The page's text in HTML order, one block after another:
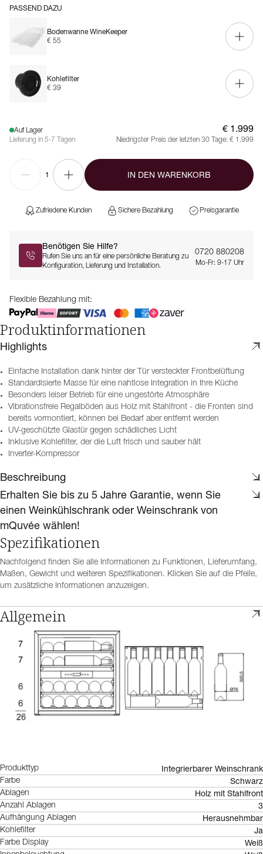
PASSEND DAZU
Bodenwanne WineKeeper
€ 55
Kohlefilter
€ 39
Auf Lager
Lieferung in 5-7 Tagen
€ 1.999
Niedrigster Preis der letzten 30 Tage: € 1.999
1 IN DEN WARENKORB
Zufriedene Kunden Sichere Bezahlung Preisgarantie
Benötigen Sie Hilfe?
Rufen Sie uns an für eine persönliche Beratung zu
Konfiguration, Lieferung und Installation.
0720 880208
Mo-Fr: 9-17 Uhr
Flexible Bezahlung mit:
Produktinformationen
Highlights
Einfache Installation dank hinter der Tür versteckter Frontbelüftung
Standardisierte Masse für eine nahtlose Integration in Ihre Küche
Besonders leiser Betrieb für eine ungestörte Atmosphäre
Vibrationsfreie Regalböden aus Holz mit Stahlfront - die Fronten sind
bereits vormontiert, können bei Bedarf aber entfernt werden
UV-geschützte Glastür gegen schädliches Licht
Inklusive Kohlefilter, der die Luft frisch und sauber hält
Inverter-Kompressor
Beschreibung
Erhalten Sie bis zu 5 Jahre Garantie, wenn Sie
einen Weinkühlschrank oder Weinschrank von
mQuvée wählen!
Spezifikationen
Nachfolgend finden Sie alle Informationen zu Funktionen, Lieferumfang,
Maßen, Gewicht und weiteren Spezifikationen. Klicken Sie auf die Pfeile,
um zusätzliche Informationen anzuzeigen.
Allgemein
Produkttyp Integrierbarer Weinschrank
Farbe Schwarz
Ablagen Holz mit Stahlfront
Anzahl Ablagen 3
Aufhängung Ablagen Herausnehmbar
Kohlefilter Ja
Farbe Display Weiß